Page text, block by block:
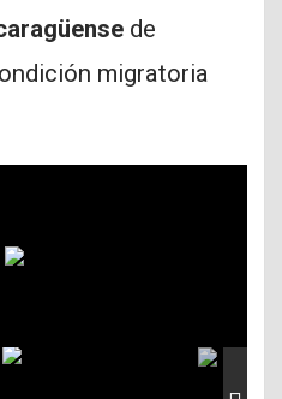
de
migratoria